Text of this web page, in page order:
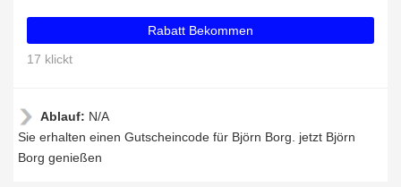
Rabatt Bekommen
17 klickt
Ablauf: N/A
Sie erhalten einen Gutscheincode für Björn Borg. jetzt Björn
Borg genießen